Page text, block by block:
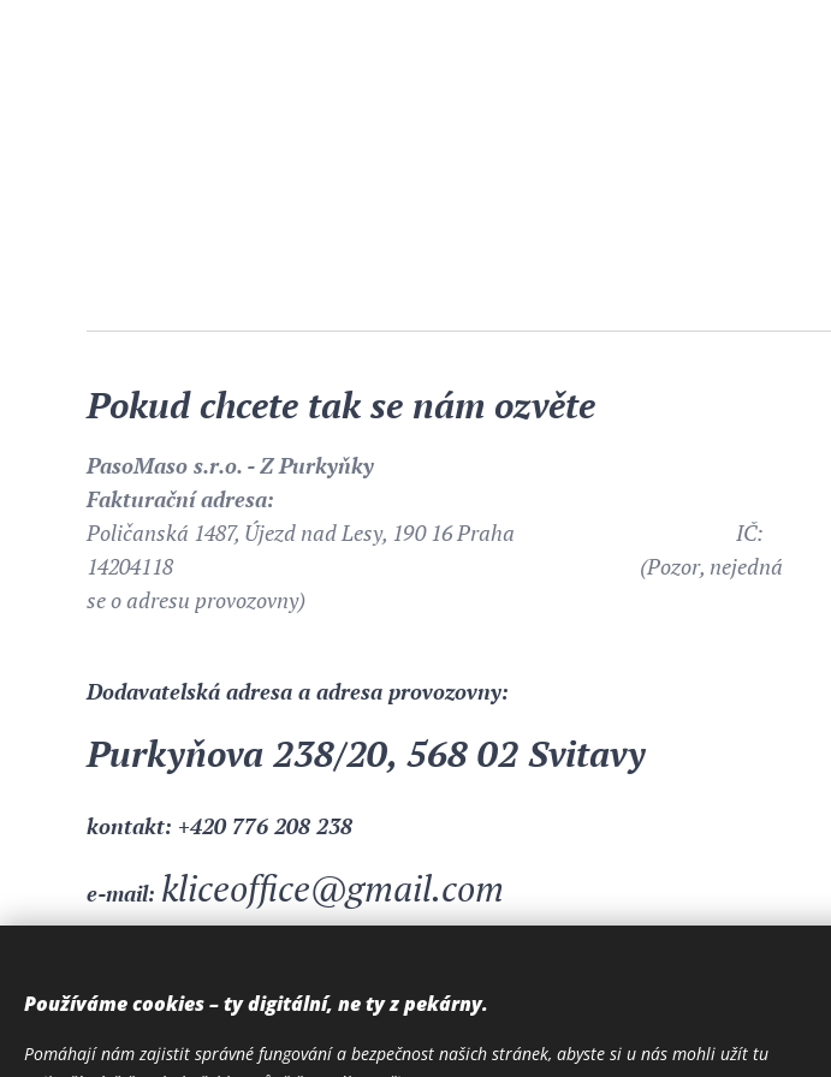
Pokud chcete tak se nám ozvěte
PasoMaso s.r.o. - Z Purkyňky
Fakturační adresa:
Poličanská 1487, Újezd nad Lesy, 190 16 Praha IČ:
14204118 (Pozor, nejedná
se o adresu provozovny)
Dodavatelská adresa a adresa provozovny:
Purkyňova 238/20, 568 02 Svitavy
kontakt: +420 776 208 238
e-mail: kliceoffice@gmail.com
Používáme cookies – ty digitální, ne ty z pekárny.
Pomáhají nám zajistit správné fungování a bezpečnost našich stránek, abyste si u nás mohli užít tu